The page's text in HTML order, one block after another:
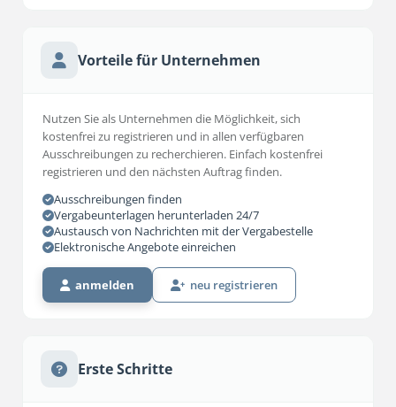
Vorteile für Unternehmen
Nutzen Sie als Unternehmen die Möglichkeit, sich
kostenfrei zu registrieren und in allen verfügbaren
Ausschreibungen zu recherchieren. Einfach kostenfrei
registrieren und den nächsten Auftrag finden.
Ausschreibungen finden
Vergabeunterlagen herunterladen 24/7
Austausch von Nachrichten mit der Vergabestelle
Elektronische Angebote einreichen
anmelden neu registrieren
Erste Schritte